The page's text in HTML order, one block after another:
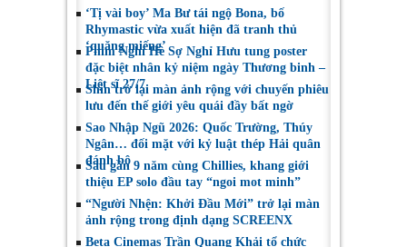
‘Tị vài boy’ Ma Bư tái ngộ Bona, bố
Rhymastic vừa xuất hiện đã tranh thủ
‘quăng miếng’
Phim Nghỉ Hè Sợ Nghỉ Hưu tung poster
đặc biệt nhân kỷ niệm ngày Thương binh –
Liệt sĩ 27/7
Shin trở lại màn ảnh rộng với chuyến phiêu
lưu đến thế giới yêu quái đầy bất ngờ
Sao Nhập Ngũ 2026: Quốc Trường, Thúy
Ngân… đối mặt với kỷ luật thép Hải quân
đánh bộ
Sau gần 9 năm cùng Chillies, khang giới
thiệu EP solo đầu tay “ngoi mot minh”
“Người Nhện: Khởi Đầu Mới” trở lại màn
ảnh rộng trong định dạng SCREENX
Beta Cinemas Trần Quang Khải tổ chức